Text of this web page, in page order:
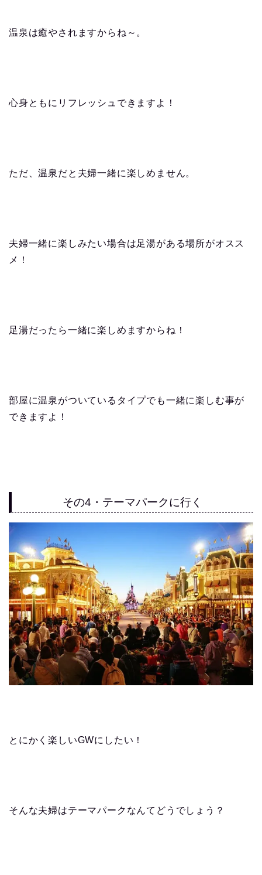
温泉は癒やされますからね～。
心身ともにリフレッシュできますよ！
ただ、温泉だと夫婦一緒に楽しめません。
夫婦一緒に楽しみたい場合は足湯がある場所がオスス
メ！
足湯だったら一緒に楽しめますからね！
部屋に温泉がついているタイプでも一緒に楽しむ事が
できますよ！
その4・テーマパークに行く
とにかく楽しいGWにしたい！
そんな夫婦はテーマパークなんてどうでしょう？